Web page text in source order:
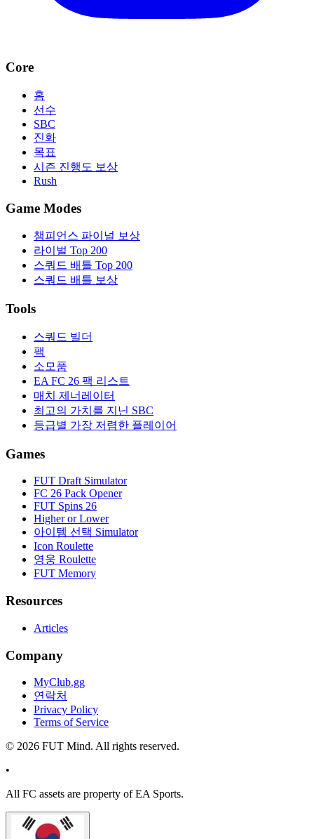
Core
홈
선수
SBC
진화
목표
시즌 진행도 보상
Rush
Game Modes
챔피언스 파이널 보상
라이벌 Top 200
스쿼드 배틀 Top 200
스쿼드 배틀 보상
Tools
스쿼드 빌더
팩
소모품
EA FC 26 팩 리스트
매치 제너레이터
최고의 가치를 지닌 SBC
등급별 가장 저렴한 플레이어
Games
FUT Draft Simulator
FC 26 Pack Opener
FUT Spins 26
Higher or Lower
아이템 선택 Simulator
Icon Roulette
영웅 Roulette
FUT Memory
Resources
Articles
Company
MyClub.gg
연락처
Privacy Policy
Terms of Service
© 2026 FUT Mind. All rights reserved.
•
All FC assets are property of EA Sports.